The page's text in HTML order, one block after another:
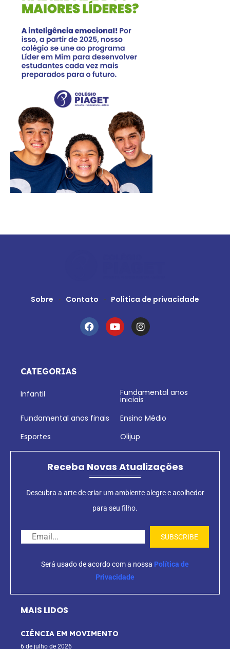
Sobre Contato Politica de privacidade
CATEGORIAS
Infantil Fundamental anos
iniciais
Fundamental anos finais
Ensino Médio
Esportes
Olijup
Receba Novas Atualizações
Descubra a arte de criar um ambiente alegre e acolhedor
para seu filho.
Será usado de acordo com a nossa Política de
Privacidade
MAIS LIDOS
CIÊNCIA EM MOVIMENTO
6 de julho de 2026